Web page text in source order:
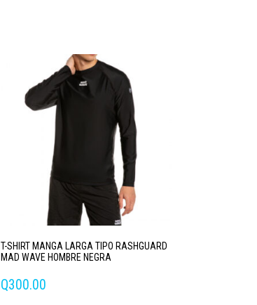
T-SHIRT MANGA LARGA TIPO RASHGUARD
MAD WAVE HOMBRE NEGRA
Q300.00